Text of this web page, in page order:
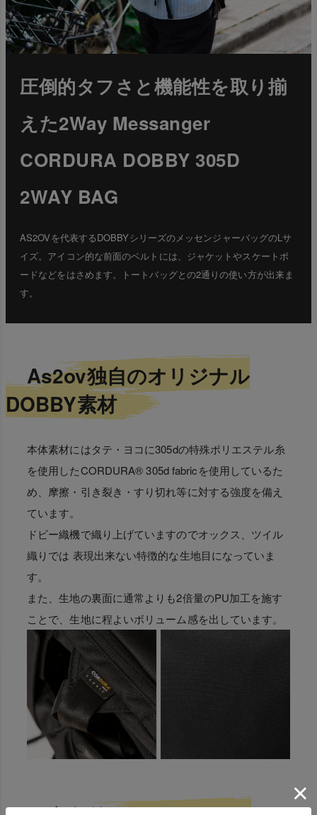
圧倒的タフさと機能性を取り揃
えた2Way Messanger
CORDURA DOBBY 305D
2WAY BAG
AS2OVを代表するDOBBYシリーズのメッセンジャーバッグのLサ
イズ。アイコン的な前面のベルトには、ジャケットやスケートボ
ードなどをはさめます。トートバッグとの2通りの使い方が出来ま
す。
As2ov独自のオリジナル
DOBBY素材
本体素材にはタテ・ヨコに305dの特殊ポリエステル糸
を使用したCORDURA® 305d fabricを使用しているた
め、摩擦・引き裂き・すり切れ等に対する強度を備え
ています。
ドビー織機で織り上げていますのでオックス、ツイル
織りでは 表現出来ない特徴的な生地目になっていま
す。
また、生地の裏面に通常よりも2倍量のPU加工を施す
ことで、生地に程よいボリューム感を出しています。